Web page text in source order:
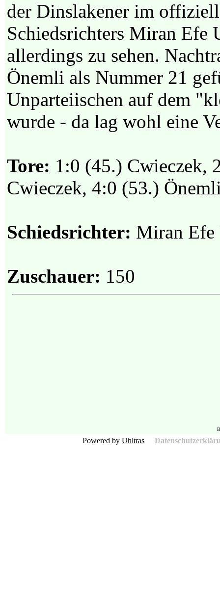
der Dinslakener im
Schiedsrichters Miran Efe
allerdings zu sehen.
Önemli als Nummer 21
Unparteiischen auf dem
wurde - da lag wohl eine
Tore: 1:0 (45.) Cwieczek,
Cwieczek, 4:0 (53.)
Schiedsrichter: Miran Efe
Zuschauer: 150
Powered by Uhltras